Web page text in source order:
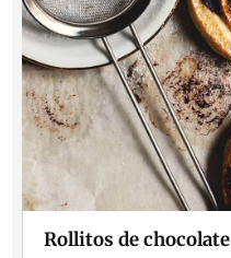
Rollitos de chocolate